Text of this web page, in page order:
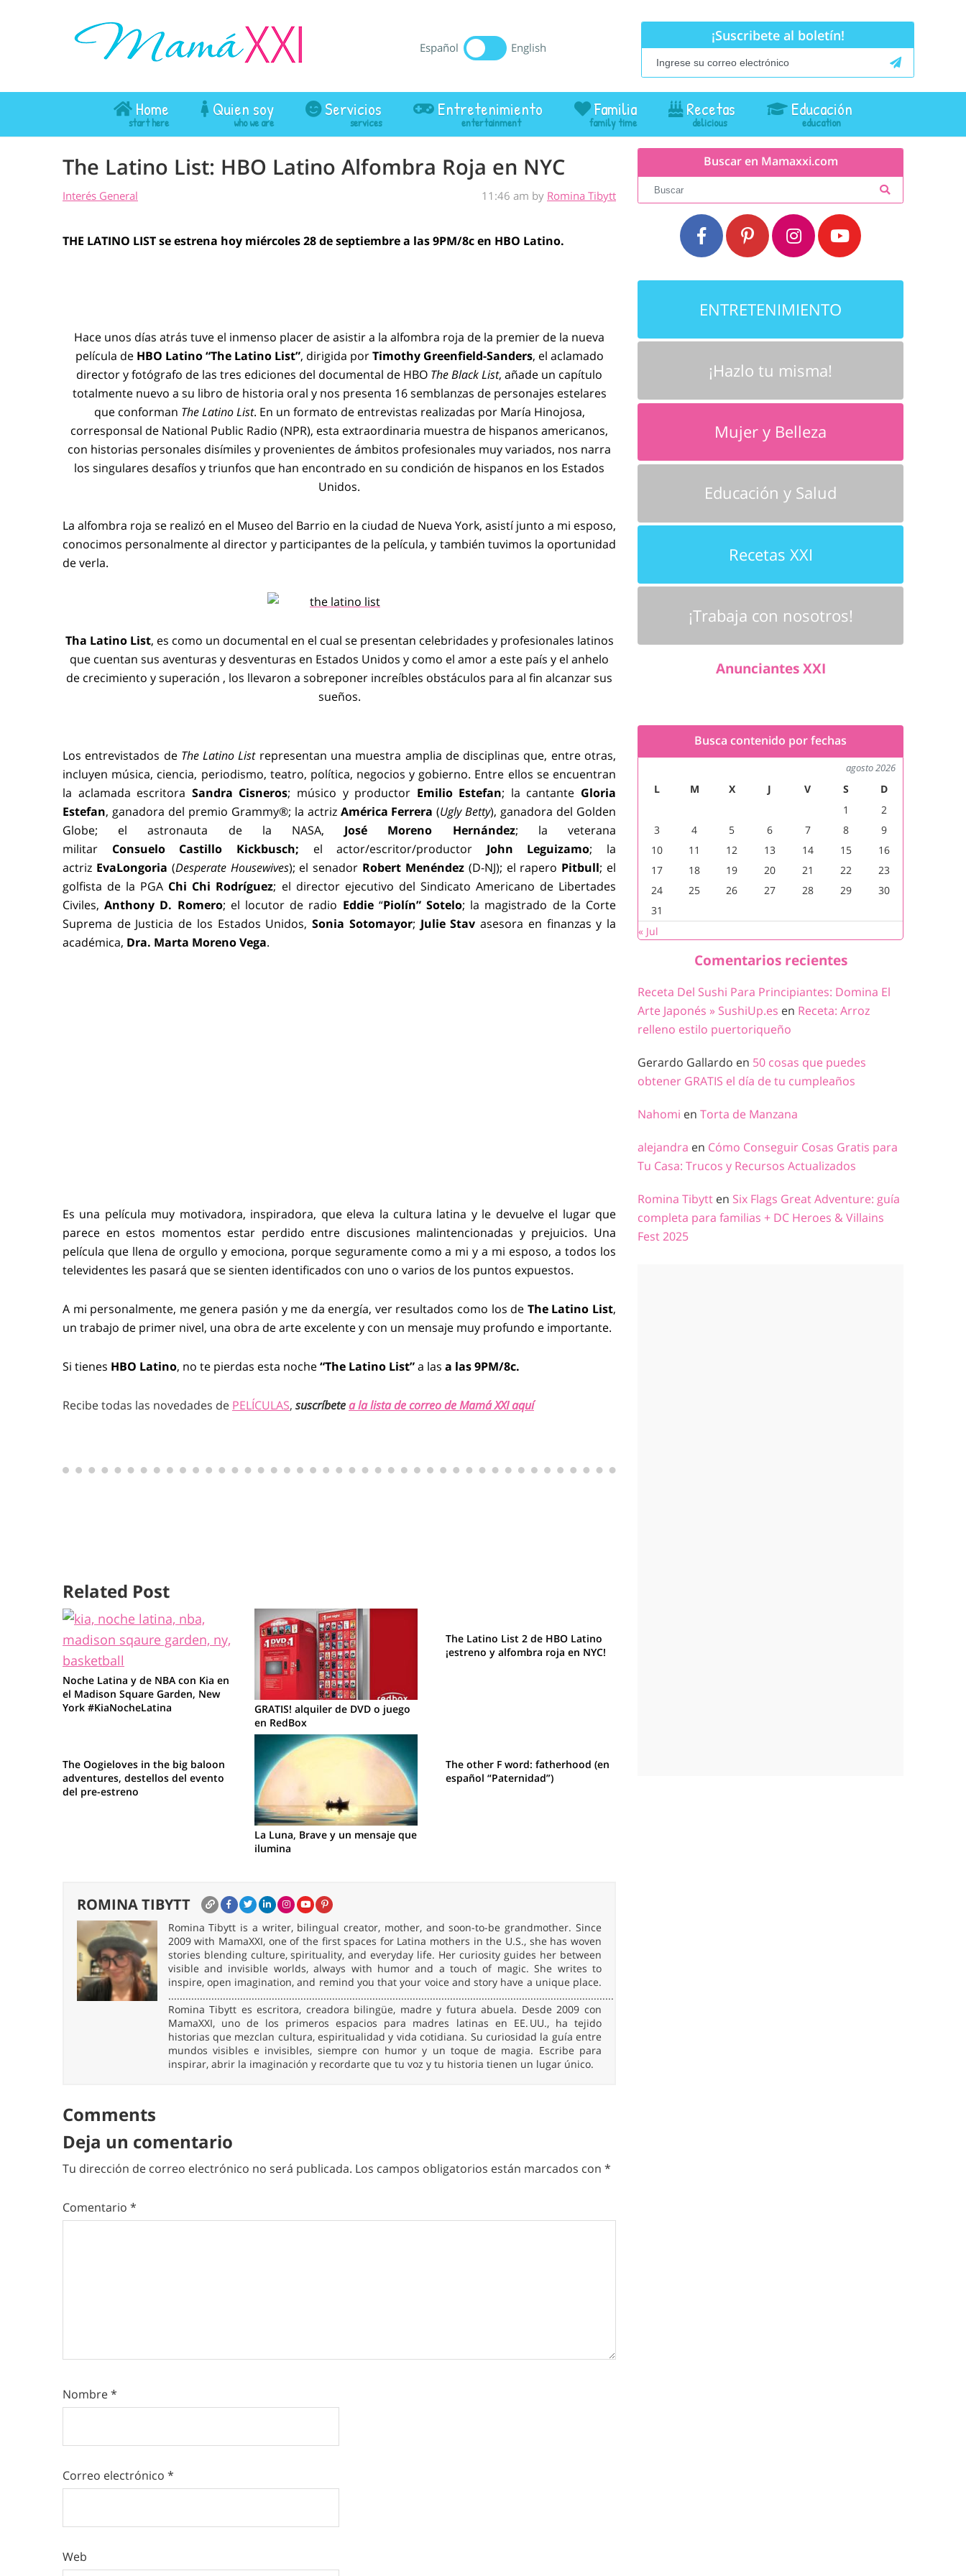
Español English
¡Suscribete al boletín!
Home Quien soy Servicios Entretenimiento Familia Recetas Educación
The Latino List: HBO Latino Alfombra Roja en NYC
Interés General 11:46 am by Romina Tibytt
THE LATINO LIST se estrena hoy miércoles 28 de septiembre a las 9PM/8c en HBO Latino.
Hace unos días atrás tuve el inmenso placer de asistir a la alfombra roja de la premier de la nueva
película de HBO Latino “The Latino List”, dirigida porTimothy Greenfield-Sanders, el aclamado
director y fotógrafo de las tres ediciones del documental de HBO The Black List, añade un capítulo
totalmente nuevo a su libro de historia oral y nos presenta 16 semblanzas de personajes estelares
que conforman The Latino List. En un formato de entrevistas realizadas por María Hinojosa,
corresponsal de National Public Radio (NPR), esta extraordinaria muestra de hispanos americanos,
con historias personales disímiles y provenientes de ámbitos profesionales muy variados, nos narra
los singulares desafíos y triunfos que han encontrado en su condición de hispanos en los Estados
Unidos.
La alfombra roja se realizó en el Museo del Barrio en la ciudad de Nueva York, asistí junto a mi esposo,
conocimos personalmente al director y participantes de la película, y también tuvimos la oportunidad
de verla.
Tha Latino List, es como un documental en el cual se presentan celebridades y profesionales latinos
que cuentan sus aventuras y desventuras en Estados Unidos y como el amor a este país y el anhelo
de crecimiento y superación , los llevaron a sobreponer increíbles obstáculos para al fin alcanzar sus
sueños.
Los entrevistados de The Latino Listrepresentan una muestra amplia de disciplinas que, entre otras,
incluyen música, ciencia, periodismo, teatro, política, negocios y gobierno. Entre ellos se encuentran
la aclamada escritora Sandra Cisneros; músico y productor Emilio Estefan; la cantante Gloria
Estefan, ganadora del premio Grammy®; la actriz América Ferrera (Ugly Betty), ganadora del Golden
Globe; el astronauta de la NASA, José Moreno Hernández; la veterana
militar Consuelo Castillo Kickbusch; el actor/escritor/productor John Leguizamo; la
actriz EvaLongoria (Desperate Housewives); el senador Robert Menéndez (D-NJ); el rapero Pitbull; el
golfista de la PGA Chi Chi Rodríguez; el director ejecutivo del Sindicato Americano de Libertades
Civiles, Anthony D. Romero; el locutor de radio Eddie“Piolín” Sotelo; la magistrado de la Corte
Suprema de Justicia de los Estados Unidos, Sonia Sotomayor; Julie Stavasesora en finanzas y la
académica, Dra. Marta MorenoVega.
Es una película muy motivadora, inspiradora, que eleva la cultura latina y le devuelve el lugar que
parece en estos momentos estar perdido entre discusiones malintencionadas y prejuicios. Una
película que llena de orgullo y emociona, porque seguramente como a mi y a mi esposo, a todos los
televidentes les pasará que se sienten identificados con uno o varios de los puntos expuestos.
A mi personalmente, me genera pasión y me da energía, ver resultados como los de The Latino List,
un trabajo de primer nivel, una obra de arte excelente y con un mensaje muy profundo e importante.
Si tienes HBO Latino, no te pierdas esta noche“The Latino List”a las a las 9PM/8c.
Recibe todas las novedades de PELÍCULAS, suscríbetea la lista de correo de Mamá XXI aquí
Related Post
Noche Latina y de NBA con Kia en
el Madison Square Garden, New
York #KiaNocheLatina
GRATIS! alquiler de DVD o juego
en RedBox
The Latino List 2 de HBO Latino
¡estreno y alfombra roja en NYC!
The Oogieloves in the big baloon
adventures, destellos del evento
del pre-estreno
La Luna, Brave y un mensaje que
ilumina
The other F word: fatherhood (en
español “Paternidad”)
ROMINA TIBYTT
Romina Tibytt is a writer, bilingual creator, mother, and soon-to-be grandmother. Since
2009 with MamaXXI, one of the first spaces for Latina mothers in the U.S., she has woven
stories blending culture, spirituality, and everyday life. Her curiosity guides her between
visible and invisible worlds, always with humor and a touch of magic. She writes to
inspire, open imagination, and remind you that your voice and story have a unique place.
...........................................................................................................................................................
Romina Tibytt es escritora, creadora bilingüe, madre y futura abuela. Desde 2009 con
MamaXXI, uno de los primeros espacios para madres latinas en EE. UU., ha tejido
historias que mezclan cultura, espiritualidad y vida cotidiana. Su curiosidad la guía entre
mundos visibles e invisibles, siempre con humor y un toque de magia. Escribe para
inspirar, abrir la imaginación y recordarte que tu voz y tu historia tienen un lugar único.
Comments
Deja un comentario
Tu dirección de correo electrónico no será publicada. Los campos obligatorios están marcados con *
Comentario *
Nombre*
Correo electrónico *
Web
Buscar en Mamaxxi.com
ENTRETENIMIENTO
¡Hazlo tu misma!
Mujer y Belleza
Educación y Salud
Recetas XXI
¡Trabaja con nosotros!
Anunciantes XXI
Busca contenido por fechas
agosto 2026
L M X J V S
D
1
2
3
4 5 6 7 8
9
10
11 12 13 14 15
16
17
18 19 20 21 22
23
24
25 26 27 28 29
30
31
« Jul
Comentarios recientes
Receta Del Sushi Para Principiantes: Domina El
Arte Japonés » SushiUp.es en Receta: Arroz
relleno estilo puertoriqueño
Gerardo Gallardo en 50 cosas que puedes
obtener GRATIS el día de tu cumpleaños
Nahomi en Torta de Manzana
alejandra en Cómo Conseguir Cosas Gratis para
Tu Casa: Trucos y Recursos Actualizados
Romina Tibytt en Six Flags Great Adventure: guía
completa para familias + DC Heroes & Villains
Fest 2025